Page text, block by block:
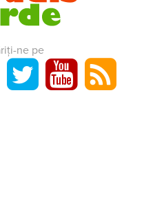
ne pe